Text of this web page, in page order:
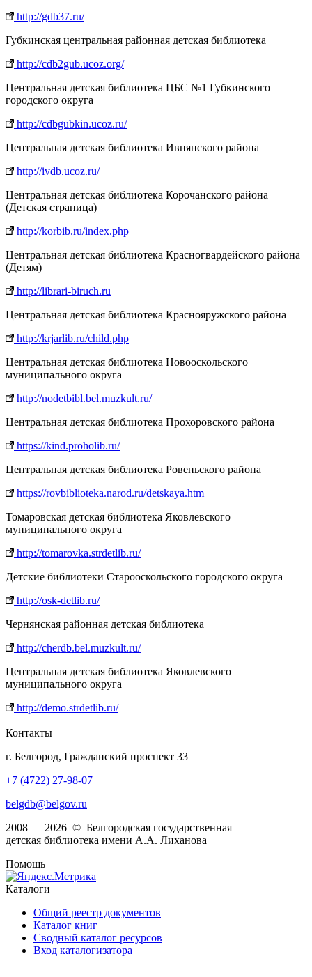
http://gdb37.ru/
Губкинская центральная районная детская библиотека
http://cdb2gub.ucoz.org/
Центральная детская библиотека ЦБС №1 Губкинского
городского округа
http://cdbgubkin.ucoz.ru/
Центральная детская библиотека Ивнянского района
http://ivdb.ucoz.ru/
Центральная детская библиотека Корочанского района
(Детская страница)
http://korbib.ru/index.php
Центральная детская библиотека Красногвардейского района
(Детям)
http://librari-biruch.ru
Центральная детская библиотека Краснояружского района
http://krjarlib.ru/child.php
Центральная детская библиотека Новооскольского
муниципального округа
http://nodetbibl.bel.muzkult.ru/
Центральная детская библиотека Прохоровского района
https://kind.proholib.ru/
Центральная детская библиотека Ровеньского района
https://rovbiblioteka.narod.ru/detskaya.htm
Томаровская детская библиотека Яковлевского
муниципального округа
http://tomarovka.strdetlib.ru/
Детские библиотеки Старооскольского городского округа
http://osk-detlib.ru/
Чернянская районная детская библиотека
http://cherdb.bel.muzkult.ru/
Центральная детская библиотека Яковлевского
муниципального округа
http://demo.strdetlib.ru/
Контакты
г. Белгород, Гражданский проспект 33
+7 (4722) 27-98-07
belgdb@belgov.ru
2008 — 2026 © Белгородская государственная
детская библиотека имени А.А. Лиханова
Помощь
Каталоги
Общий реестр документов
Каталог книг
Сводный каталог ресурсов
Вход каталогизатора